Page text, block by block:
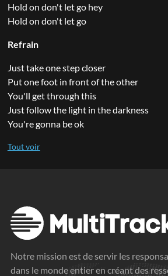
Hold on don't let go hey
Hold on don't let go
Refrain
Just take one step closer
Put one foot in front of the other
You'll get through this
Just follow the light in the darkness
You're gonna be ok
Notre mission est de servir les
dans le monde entier en créant des